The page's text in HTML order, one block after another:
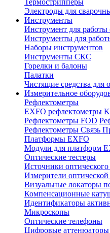
Электроды для
Инструменты
Инструмент для работы
Инструменты для
Наборы инструментов
Инструменты СКС
Горелки и балоны
Палатки
Чистящие средства для
Измерительное
Рефлектометры
EXFO рефлектометры
Рефлектометры FOD
Рефлектометры Связь
Платформы EXFO
Модули для платформ
Оптические тестеры
Источники оптического
Измерители
Визуальные локаторы
Компенсационные
Идентификаторы
Микроскопы
Оптические телефоны
Цифровые аттенюаторы